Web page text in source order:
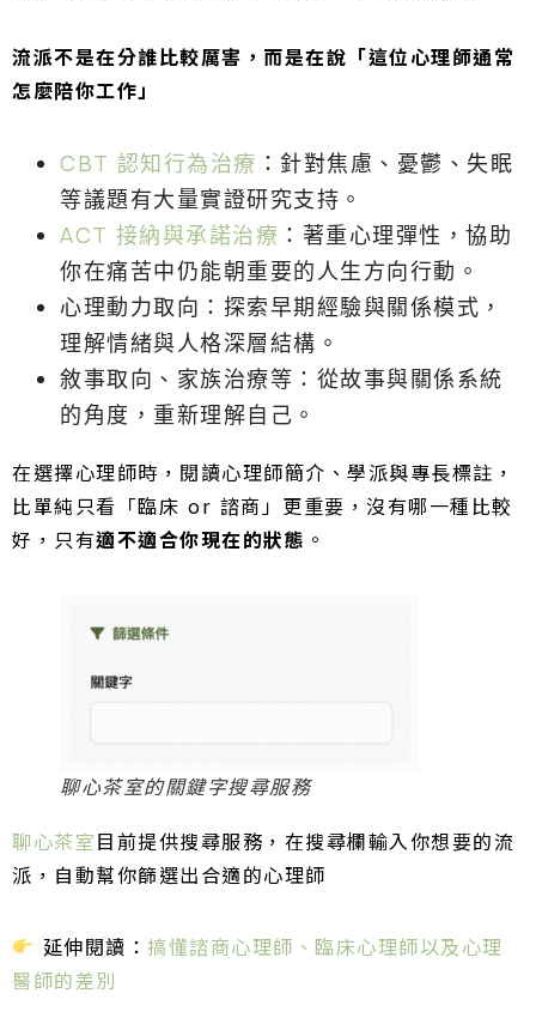
流派不是在分誰比較厲害，而是在說「這位心理師通常
怎麼陪你工作」
CBT 認知行為治療 ：針對焦慮、憂鬱、失眠
等議題有大量實證研究支持。
ACT 接納與承諾治療 ：著重心理彈性，協助
你在痛苦中仍能朝重要的人生方向行動。
心理動力取向：探索早期經驗與關係模式，
理解情緒與人格深層結構。
敘事取向、家族治療等：從故事與關係系統
的角度，重新理解自己。
在選擇心理師時，閱讀心理師簡介、學派與專長標註，
比單純只看「臨床 or 諮商」更重要，沒有哪一種比較
好，只有適不適合你現在的狀態 。
聊心茶室的關鍵字搜尋服務
聊心茶室目前提供搜尋服務，在搜尋欄輸入你想要的流
派，自動幫你篩選出合適的心理師
延伸閱讀： 搞懂諮商心理師、臨床心理師以及心理
醫師的差別